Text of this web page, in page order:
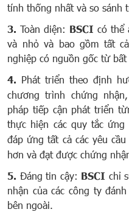
tính thống nhất và so sánh
3. Toàn diện: BSCI có thể
và nhỏ và bao gồm tất
nghiệp có nguồn gốc từ
4. Phát triển theo định
chương trình chứng nhận,
pháp tiếp cận phát triển
thực hiện các quy tắc
đáp ứng tất cả các yêu cầu
hơn và đạt được chứng
5. Đáng tin cậy: BSCI chỉ
nhận của các công ty
bên ngoài.